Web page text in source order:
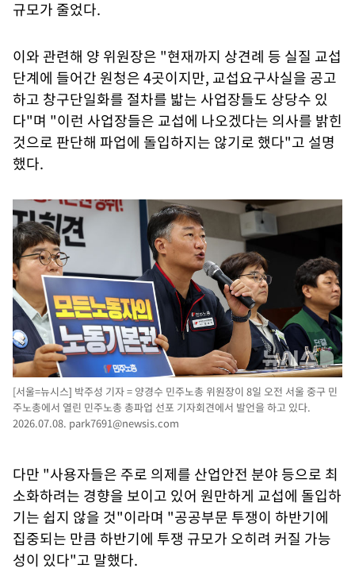
규모가 줄었다.
이와 관련해 양 위원장은 "현재까지 상견례 등 실질 교섭
단계에 들어간 원청은 4곳이지만, 교섭요구사실을 공고
하고 창구단일화를 절차를 밟는 사업장들도 상당수 있
다"며 "이런 사업장들은 교섭에 나오겠다는 의사를 밝힌
것으로 판단해 파업에 돌입하지는 않기로 했다"고 설명
했다.
[서울=뉴시스] 박주성 기자 = 양경수 민주노총 위원장이 8일 오전 서울 중구 민
주노총에서 열린 민주노총 총파업 선포 기자회견에서 발언을 하고 있다.
2026.07.08. park7691@newsis.com
다만 "사용자들은 주로 의제를 산업안전 분야 등으로 최
소화하려는 경향을 보이고 있어 원만하게 교섭에 돌입하
기는 쉽지 않을 것"이라며 "공공부문 투쟁이 하반기에
집중되는 만큼 하반기에 투쟁 규모가 오히려 커질 가능
성이 있다"고 말했다.